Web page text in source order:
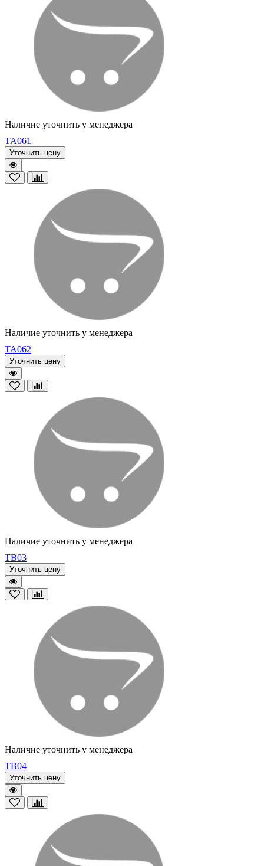
Наличие уточнить у менеджера
TA061
Уточнить цену
Наличие уточнить у менеджера
TA062
Уточнить цену
Наличие уточнить у менеджера
TB03
Уточнить цену
Наличие уточнить у менеджера
TB04
Уточнить цену